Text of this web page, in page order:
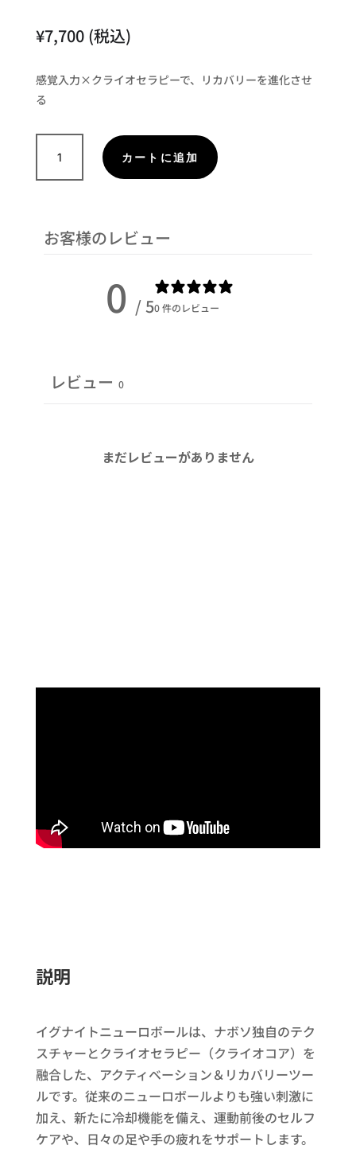
¥7,700 (税込)
感覚入力×クライオセラピーで、リカバリーを進化させ
る
ナ
カートに追加
お客様のレビュー
0 / 50 件のレビュー
レビュー 0
まだレビューがありません
説明
イグナイトニューロボールは、ナボソ独自のテク
スチャーとクライオセラピー（クライオコア）を
融合した、アクティベーション＆リカバリーツー
ルです。従来のニューロボールよりも強い刺激に
加え、新たに冷却機能を備え、運動前後のセルフ
ケアや、日々の足や手の疲れをサポートします。